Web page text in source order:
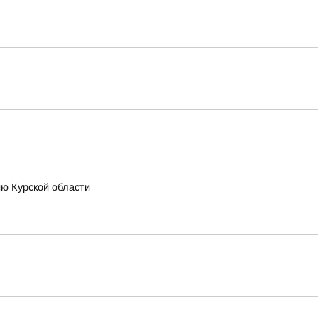
Курской области